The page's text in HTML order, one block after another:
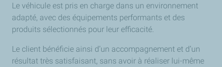
Le véhicule est pris en charge dans un environnement
adapté, avec des équipements performants et des
produits sélectionnés pour leur efficacité.
Le client bénéficie ainsi d’un accompagnement et d’un
résultat très satisfaisant, sans avoir à réaliser lui-même